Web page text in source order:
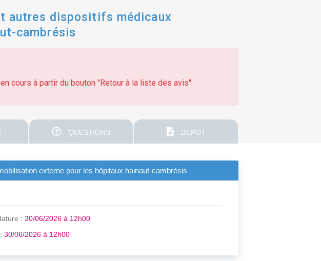
autres dispositifs médicaux
cambrésis
cours à partir du bouton "Retour à la liste des avis".
QUESTIONS DEPOT
externe pour les hôpitaux hainaut-cambrésis
: 30/06/2026 à 12h00
30/06/2026 à 12h00